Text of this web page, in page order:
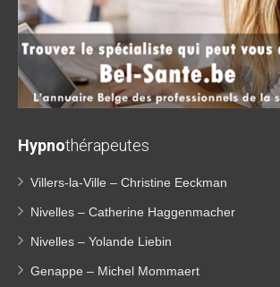
Hypnothérapeutes
Villers-la-Ville – Christine Eeckman
Nivelles – Catherine Haggenmacher
Nivelles – Yolande Liebin
Genappe – Michel Mommaert